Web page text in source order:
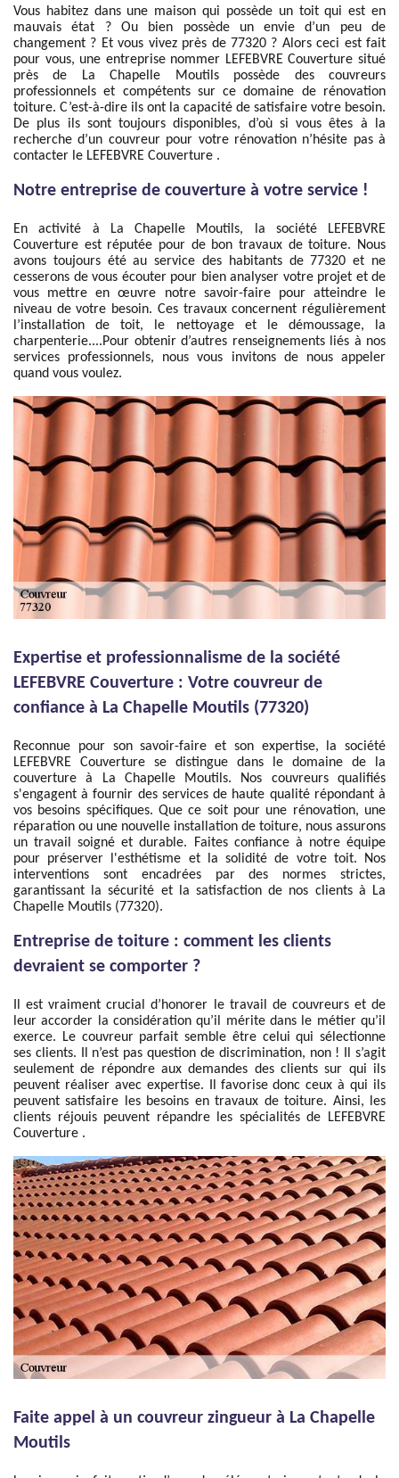
Vous habitez dans une maison qui possède un toit qui est en
mauvais état ? Ou bien possède un envie d’un peu de
changement ? Et vous vivez près de 77320 ? Alors ceci est fait
pour vous, une entreprise nommer LEFEBVRE Couverture situé
près de La Chapelle Moutils possède des couvreurs
professionnels et compétents sur ce domaine de rénovation
toiture. C’est-à-dire ils ont la capacité de satisfaire votre besoin.
De plus ils sont toujours disponibles, d’où si vous êtes à la
recherche d’un couvreur pour votre rénovation n’hésite pas à
contacter le LEFEBVRE Couverture .
Notre entreprise de couverture à votre service !
En activité à La Chapelle Moutils, la société LEFEBVRE
Couverture est réputée pour de bon travaux de toiture. Nous
avons toujours été au service des habitants de 77320 et ne
cesserons de vous écouter pour bien analyser votre projet et de
vous mettre en œuvre notre savoir-faire pour atteindre le
niveau de votre besoin. Ces travaux concernent régulièrement
l’installation de toit, le nettoyage et le démoussage, la
charpenterie....Pour obtenir d’autres renseignements liés à nos
services professionnels, nous vous invitons de nous appeler
quand vous voulez.
Expertise et professionnalisme de la société
LEFEBVRE Couverture : Votre couvreur de
confiance à La Chapelle Moutils (77320)
Reconnue pour son savoir-faire et son expertise, la société
LEFEBVRE Couverture se distingue dans le domaine de la
couverture à La Chapelle Moutils. Nos couvreurs qualifiés
s'engagent à fournir des services de haute qualité répondant à
vos besoins spécifiques. Que ce soit pour une rénovation, une
réparation ou une nouvelle installation de toiture, nous assurons
un travail soigné et durable. Faites confiance à notre équipe
pour préserver l'esthétisme et la solidité de votre toit. Nos
interventions sont encadrées par des normes strictes,
garantissant la sécurité et la satisfaction de nos clients à La
Chapelle Moutils (77320).
Entreprise de toiture : comment les clients
devraient se comporter ?
Il est vraiment crucial d’honorer le travail de couvreurs et de
leur accorder la considération qu’il mérite dans le métier qu’il
exerce. Le couvreur parfait semble être celui qui sélectionne
ses clients. Il n’est pas question de discrimination, non ! Il s’agit
seulement de répondre aux demandes des clients sur qui ils
peuvent réaliser avec expertise. Il favorise donc ceux à qui ils
peuvent satisfaire les besoins en travaux de toiture. Ainsi, les
clients réjouis peuvent répandre les spécialités de LEFEBVRE
Couverture .
Faite appel à un couvreur zingueur à La Chapelle
Moutils